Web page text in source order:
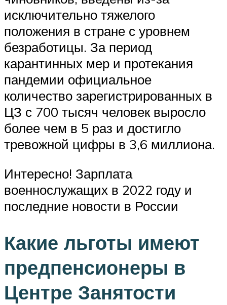
исключительно тяжелого
положения в стране с уровнем
безработицы. За период
карантинных мер и протекания
пандемии официальное
количество зарегистрированных в
ЦЗ с 700 тысяч человек выросло
более чем в 5 раз и достигло
тревожной цифры в 3,6 миллиона.
Интересно! Зарплата
военнослужащих в 2022 году и
последние новости в России
Какие льготы имеют
предпенсионеры в
Центре Занятости